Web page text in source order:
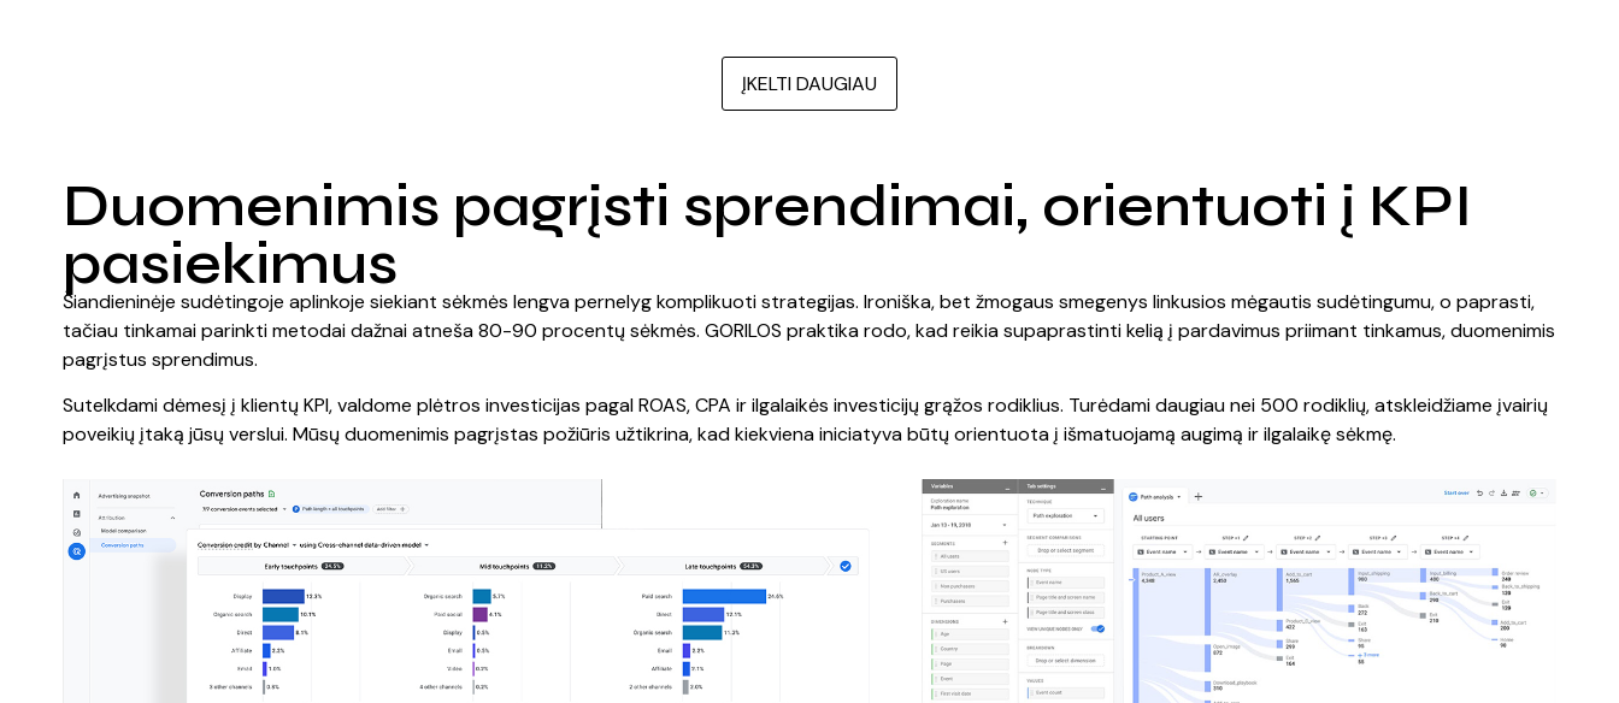
ĮKELTI DAUGIAU
Duomenimis pagrįsti sprendimai, orientuoti į KPI
pasiekimus
Šiandieninėje sudėtingoje aplinkoje siekiant sėkmės lengva pernelyg komplikuoti strategijas. Ironiška, bet žmogaus smegenys linkusios mėgautis sudėtingumu, o paprasti,
tačiau tinkamai parinkti metodai dažnai atneša 80-90 procentų sėkmės. GORILOS praktika rodo, kad reikia supaprastinti kelią į pardavimus priimant tinkamus, duomenimis
pagrįstus sprendimus.
Sutelkdami dėmesį į klientų KPI, valdome plėtros investicijas pagal ROAS, CPA ir ilgalaikės investicijų grąžos rodiklius. Turėdami daugiau nei 500 rodiklių, atskleidžiame įvairių
poveikių įtaką jūsų verslui. Mūsų duomenimis pagrįstas požiūris užtikrina, kad kiekviena iniciatyva būtų orientuota į išmatuojamą augimą ir ilgalaikę sėkmę.